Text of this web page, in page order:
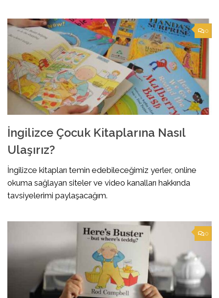
0
İngilizce Çocuk Kitaplarına Nasıl
Ulaşırız?
İngilizce kitapları temin edebileceğimiz yerler, online
okuma sağlayan siteler ve video kanalları hakkında
tavsiyelerimi paylaşacağım.
0